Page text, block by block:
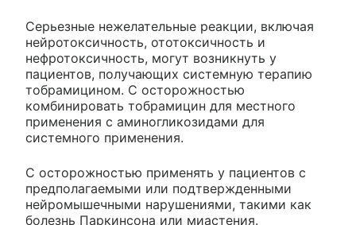
Серьезные нежелательные реакции, включая
нейротоксичность, ототоксичность и
нефротоксичность, могут возникнуть у
пациентов, получающих системную терапию
тобрамицином. С осторожностью
комбинировать тобрамицин для местного
применения с аминогликозидами для
системного применения.
С осторожностью применять у пациентов с
предполагаемыми или подтвержденными
нейромышечными нарушениями, такими как
болезнь Паркинсона или миастения.